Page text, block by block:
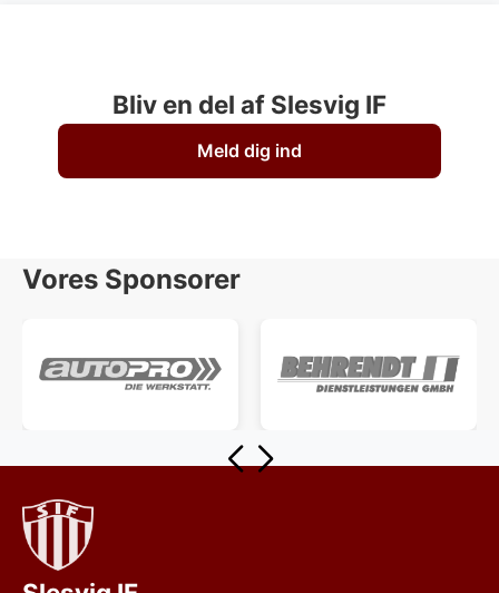
Bliv en del af Slesvig IF
Meld dig ind
Vores Sponsorer